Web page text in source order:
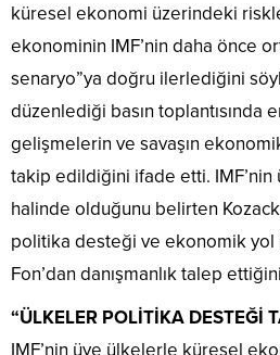
küresel ekonomi üzerindeki
ekonominin IMF’nin daha önce
senaryo”ya doğru ilerlediğini
düzenlediği basın toplantısında
gelişmelerin ve savaşın
takip edildiğini ifade etti.
halinde olduğunu belirten
politika desteği ve ekonomik yol
Fon’dan danışmanlık talep
“ÜLKELER POLİTİKA DESTEĞİ
IMF’nin üye ülkelerle küresel